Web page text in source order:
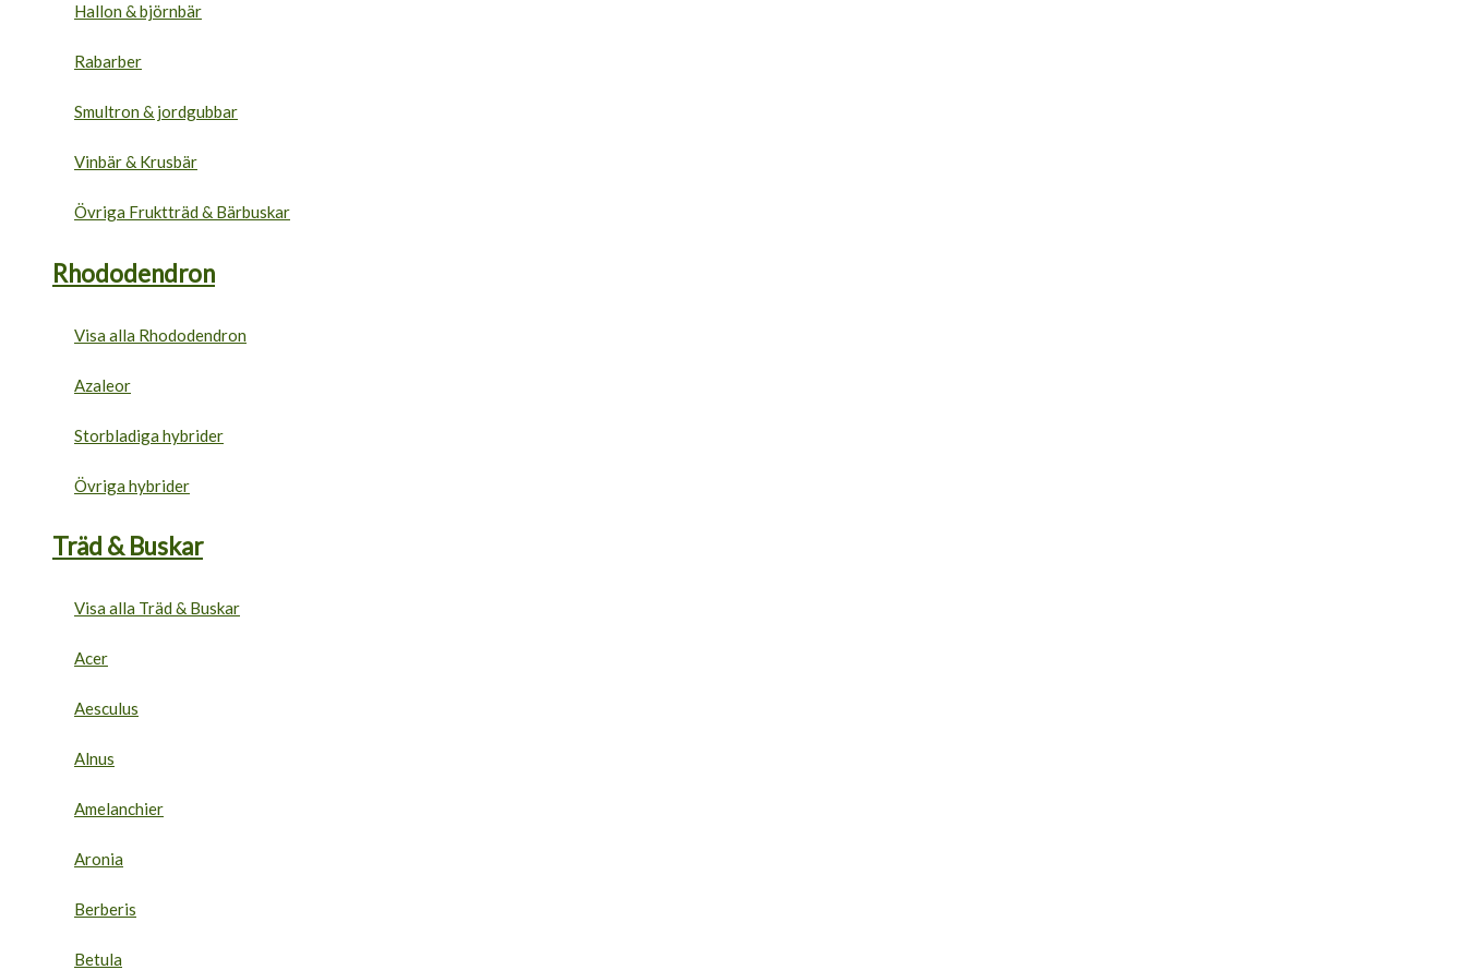
Hallon & björnbär
Rabarber
Smultron & jordgubbar
Vinbär & Krusbär
Övriga Fruktträd & Bärbuskar
Rhododendron
Visa alla Rhododendron
Azaleor
Storbladiga hybrider
Övriga hybrider
Träd & Buskar
Visa alla Träd & Buskar
Acer
Aesculus
Alnus
Amelanchier
Aronia
Berberis
Betula